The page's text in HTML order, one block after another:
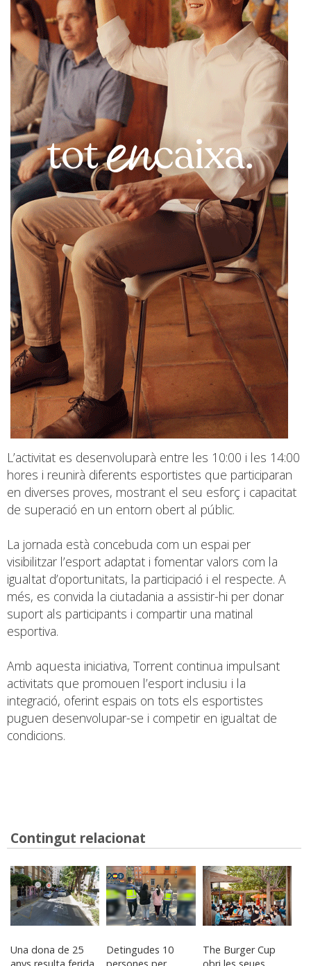
L’activitat es desenvoluparà entre les 10:00 i les 14:00
hores i reunirà diferents esportistes que participaran
en diverses proves, mostrant el seu esforç i capacitat
de superació en un entorn obert al públic.
La jornada està concebuda com un espai per
visibilitzar l’esport adaptat i fomentar valors com la
igualtat d’oportunitats, la participació i el respecte. A
més, es convida la ciutadania a assistir-hi per donar
suport als participants i compartir una matinal
esportiva.
Amb aquesta iniciativa, Torrent continua impulsant
activitats que promouen l’esport inclusiu i la
integració, oferint espais on tots els esportistes
puguen desenvolupar-se i competir en igualtat de
condicions.
Contingut relacionat
Una dona de 25
anys resulta ferida
Detingudes 10
persones per
The Burger Cup
obri les seues